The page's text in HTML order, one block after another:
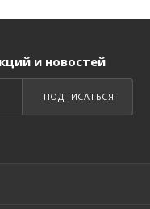
и новостей
ПОДПИСАТЬСЯ